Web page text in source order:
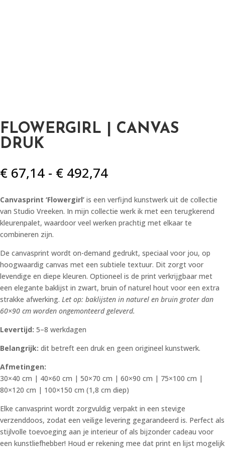
FLOWERGIRL | CANVAS
DRUK
€ 67,14 - € 492,74Prijsklasse:
tot
€ 492,74
Canvasprint ‘Flowergirl’ is een verfijnd kunstwerk uit de collectie
van Studio Vreeken. In mijn collectie werk ik met een terugkerend
kleurenpalet, waardoor veel werken prachtig met elkaar te
combineren zijn.
De canvasprint wordt on-demand gedrukt, speciaal voor jou, op
hoogwaardig canvas met een subtiele textuur. Dit zorgt voor
levendige en diepe kleuren. Optioneel is de print verkrijgbaar met
een elegante baklijst in zwart, bruin of naturel hout voor een extra
strakke afwerking. Let op: baklijsten in naturel en bruin groter dan
60×90 cm worden ongemonteerd geleverd.
Levertijd: 5–8 werkdagen
Belangrijk: dit betreft een druk en geen origineel kunstwerk.
Afmetingen:
30×40 cm | 40×60 cm | 50×70 cm | 60×90 cm | 75×100 cm |
80×120 cm | 100×150 cm (1,8 cm diep)
Elke canvasprint wordt zorgvuldig verpakt in een stevige
verzenddoos, zodat een veilige levering gegarandeerd is. Perfect als
stijlvolle toevoeging aan je interieur of als bijzonder cadeau voor
een kunstliefhebber! Houd er rekening mee dat print en lijst mogelijk